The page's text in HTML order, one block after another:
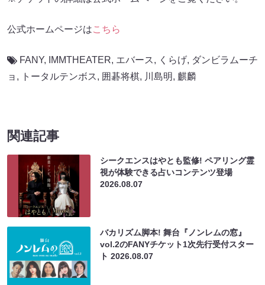
公式ホームページはこちら
FANY, IMMTHEATER, エバース, くらげ, ダンビラムーチ
ョ , トータルテンボス, 囲碁将棋, 川島明, 麒麟
関連記事
シークエンスはやとも監修! ペアリング霊
視が体験できる占いコンテンツ登場
2026.08.07
バカリズム脚本! 舞台『ノンレムの窓』
vol.2のFANYチケット1次先行受付スター
ト2026.08.07